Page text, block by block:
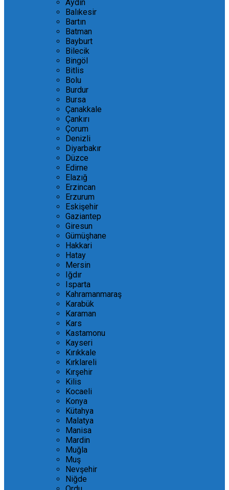
Aydın
Balıkesir
Bartın
Batman
Bayburt
Bilecik
Bingöl
Bitlis
Bolu
Burdur
Bursa
Çanakkale
Çankırı
Çorum
Denizli
Diyarbakır
Düzce
Edirne
Elazığ
Erzincan
Erzurum
Eskişehir
Gaziantep
Giresun
Gümüşhane
Hakkari
Hatay
Mersin
Iğdır
Isparta
Kahramanmaraş
Karabük
Karaman
Kars
Kastamonu
Kayseri
Kırıkkale
Kırklareli
Kırşehir
Kilis
Kocaeli
Konya
Kütahya
Malatya
Manisa
Mardin
Muğla
Muş
Nevşehir
Niğde